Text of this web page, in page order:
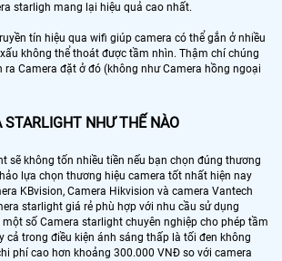
starligh mang lại hiệu quả cao nhất.
tín hiệu qua wifi giúp camera có thể gắn ở nhiều
xấu không thể thoát được tầm nhìn. Thậm chí chúng
ra Camera đặt ở đó (không như Camera hồng ngoại
STARLIGHT NHƯ THẾ NÀO
sẽ không tốn nhiều tiền nếu bạn chọn đúng thương
lựa chọn thương hiệu camera tốt nhất hiện nay
KBvision, Camera Hikvision và camera Vantech
starlight giá rẻ phù hợp với nhu cầu sử dụng
số Camera starlight chuyên nghiệp cho phép tầm
cả trong điều kiện ánh sáng thấp là tối đen không
phí cao hơn khoảng 300.000 VNĐ so với camera